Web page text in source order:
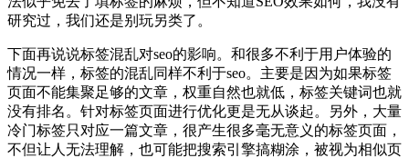
研究过，我们还是别玩另类了。
下面再说说标签混乱对seo的影响。和很多不利于用户体验的
情况一样，标签的混乱同样不利于seo。主要是因为如果标签
页面不能集聚足够的文章，权重自然也就低，标签关键词也就
没有排名。针对标签页面进行优化更是无从谈起。另外，大量
冷门标签只对应一篇文章，很产生很多毫无意义的标签页面，
不但让人无法理解，也可能把搜索引擎搞糊涂，被视为相似页